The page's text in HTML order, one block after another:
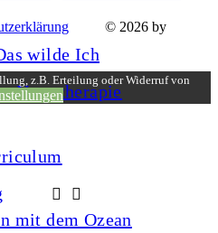
wilde Ich
Naturtherapie
mit dem Ozean
© 2026 by
z.B. Erteilung oder Widerruf von